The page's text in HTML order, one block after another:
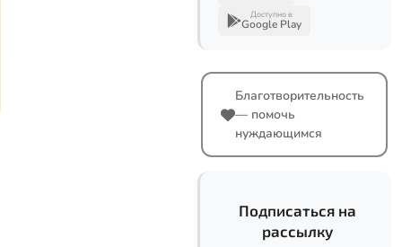
Доступно в
Google Play
Благотворительность
— помочь
нуждающимся
Подписаться на
рассылку